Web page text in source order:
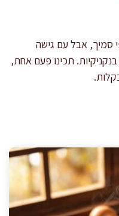
סמיך, אבל עם גישה
בנקניקיות. תכינו פעם אחת,